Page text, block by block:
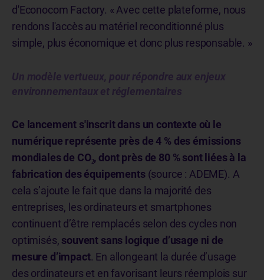
d'Econocom Factory. « Avec cette plateforme, nous
rendons l'accès au matériel reconditionné plus
simple, plus économique et donc plus responsable. »
Un modèle vertueux, pour répondre aux enjeux
environnementaux et réglementaires
Ce lancement s'inscrit dans un contexte où le
numérique représente près de 4 % des émissions
mondiales de CO₂, dont près de 80 % sont liées à la
fabrication des équipements(source : ADEME). A
cela s’ajoute le fait que dans la majorité des
entreprises, les ordinateurs et smartphones
continuent d’être remplacés selon des cycles non
optimisés, souvent sans logique d’usage ni de
mesure d’impact. En allongeant la durée d’usage
des ordinateurs et en favorisant leurs réemplois sur